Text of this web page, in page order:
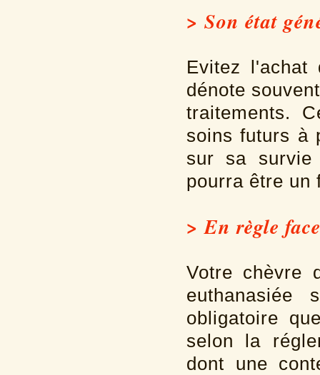
> Son état
Evitez l'achat
dénote
traitements.
soins futurs à
sur sa survie
pourra être un
> En règle
Votre chèvre
obligatoire
selon la
dont une